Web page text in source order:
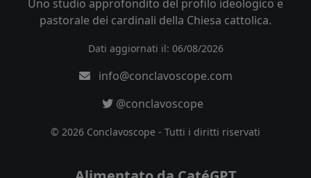
Uno studio approfondito del profilo ideologico e
pastorale dei cardinali della Chiesa cattolica.
Dati aggiornati il: 06/08/2026
info@conclavoscope.com
@conclavoscope
© 2026 Conclavoscope - Tutti i diritti riservati